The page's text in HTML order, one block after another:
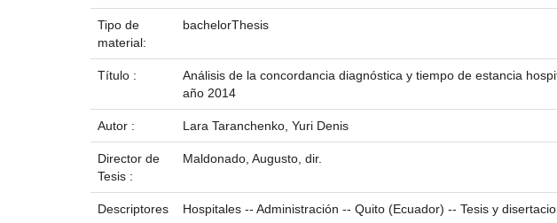
Tipo de
material:
bachelorThesis
Título :
Análisis de la concordancia diagnóstica y tiempo de estancia
año 2014
Autor : Lara Taranchenko, Yuri Denis
Director de
Tesis :
Maldonado, Augusto, dir.
Descriptores
Hospitales -- Administración -- Quito (Ecuador) -- Tesis y